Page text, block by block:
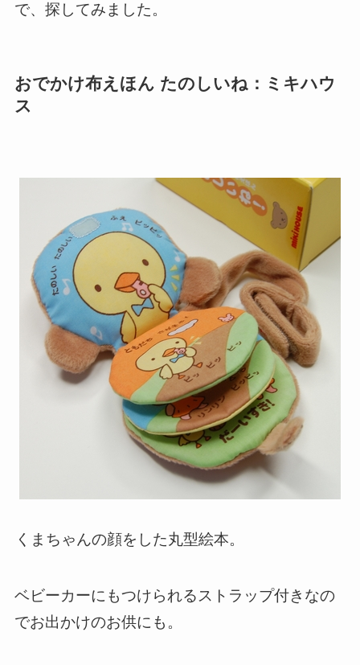
で、探してみました。
おでかけ布えほん たのしいね：ミキハウ
ス
くまちゃんの顔をした丸型絵本。
ベビーカーにもつけられるストラップ付きなの
でお出かけのお供にも。